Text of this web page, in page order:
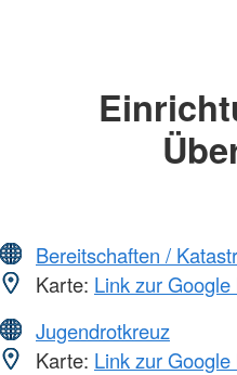
Bereitschaften /
Karte: Link zur
Jugendrotkreuz
Karte: Link zur